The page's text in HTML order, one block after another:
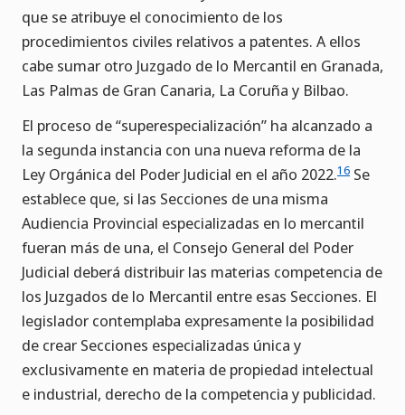
que se atribuye el conocimiento de los
procedimientos civiles relativos a patentes. A ellos
cabe sumar otro Juzgado de lo Mercantil en Granada,
Las Palmas de Gran Canaria, La Coruña y Bilbao.
El proceso de “superespecialización” ha alcanzado a
la segunda instancia con una nueva reforma de la
Ley Orgánica del Poder Judicial en el año 2022.16 Se
establece que, si las Secciones de una misma
Audiencia Provincial especializadas en lo mercantil
fueran más de una, el Consejo General del Poder
Judicial deberá distribuir las materias competencia de
los Juzgados de lo Mercantil entre esas Secciones. El
legislador contemplaba expresamente la posibilidad
de crear Secciones especializadas única y
exclusivamente en materia de propiedad intelectual
e industrial, derecho de la competencia y publicidad.